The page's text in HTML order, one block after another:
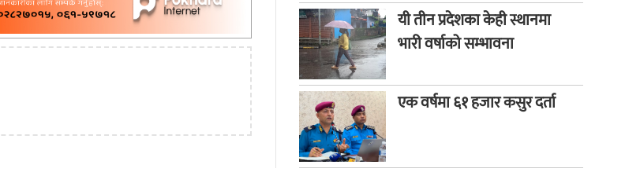
यी तीन प्रदेशका केही स्थानमा
भारी वर्षाको सम्भावना
एक वर्षमा ६१ हजार कसुर दर्ता